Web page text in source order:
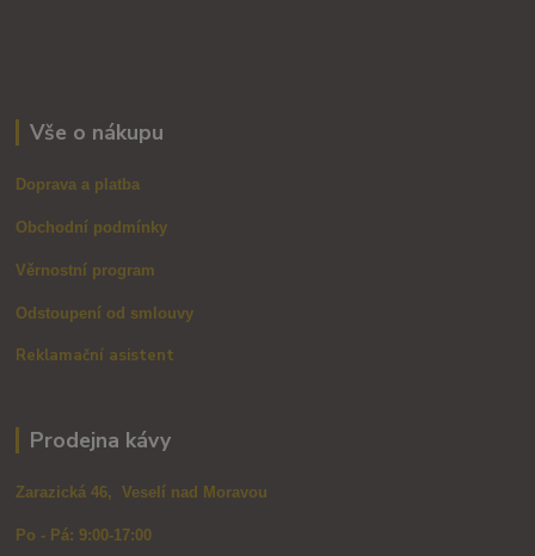
Vše o nákupu
Doprava a platba
Obchodní podmínky
Věrnostní program
Odstoupení od smlouvy
Reklamační asistent
Prodejna kávy
Zarazická 46, Veselí nad Moravou
Po - Pá: 9:00-17:00